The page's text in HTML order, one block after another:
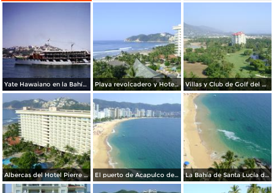
Yate Hawaiano en la Bahía de Acapulco, Gro. 2001 Playa revolcadero y Hotel Pierre Marqués. Acapulco, Gro. Villas y Club de Golf del Hotel Fairmont Acapulco Princess. Edo. de Guerrero
Albercas del Hotel Pierre Marqués y al fondo Punta Diamante. Acapulco, Gro El puerto de Acapulco desde el Hotel Fiesta Inn. Edo. de Guerrero La Bahía de Santa Lucía desde el Hotel Fiesta Inn. Acapulco, Gro